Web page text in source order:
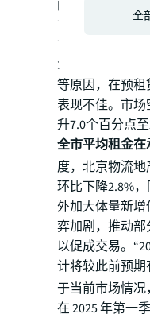
的退租和缩租现
市场需求。供
市场迎来两个新
35.6万平方米。
等原因，在预
表现不佳。市
升7.0个百分点至
全市平均租金
度，北京物流地
环比下降2.8%
外加大体量新
弈加剧，推动
以促成交易。
计将较此前预期
于当前市场情
在 2025 年第一
全